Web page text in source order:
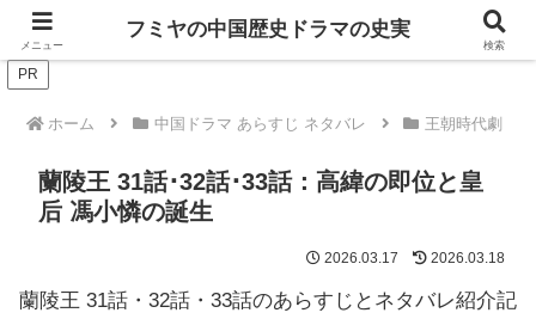
ドラマは歴史を知るともっと面白い！
PR
ホーム 中国ドラマ あらすじ ネタバレ 王朝時代劇
蘭陵王 31話･32話･33話：高緯の即位と皇
后 馮小憐の誕生
2026.03.17 2026.03.18
蘭陵王 31話・32話・33話のあらすじとネタバレ紹介記
メニュー
フミヤの中国歴史ドラマの史実
検索